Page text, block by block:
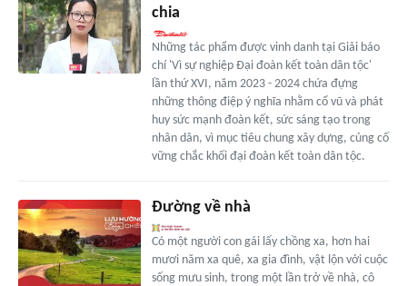
chia
Những tác phẩm được vinh danh tại Giải báo
chí 'Vì sự nghiệp Đại đoàn kết toàn dân tộc'
lần thứ XVI, năm 2023 - 2024 chứa đựng
những thông điệp ý nghĩa nhằm cổ vũ và phát
huy sức mạnh đoàn kết, sức sáng tạo trong
nhân dân, vì mục tiêu chung xây dựng, củng cố
vững chắc khối đại đoàn kết toàn dân tộc.
Đường về nhà
Có một người con gái lấy chồng xa, hơn hai
mươi năm xa quê, xa gia đình, vật lộn với cuộc
sống mưu sinh, trong một lần trở về nhà, cô